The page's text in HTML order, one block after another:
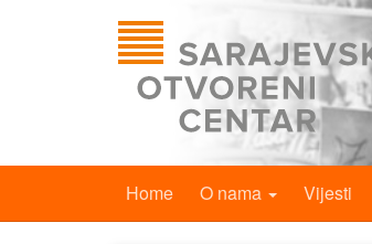
Home O nama Vijesti